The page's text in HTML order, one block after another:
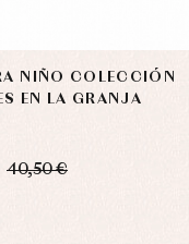
NIÑO COLECCIÓN
EN LA GRANJA
40,50 €